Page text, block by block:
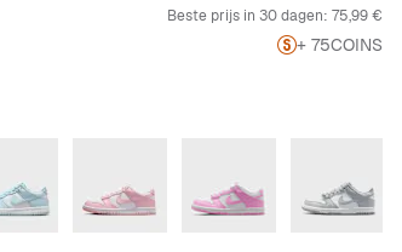
Beste prijs in 30 dagen: 75,99 €
+ 75COINS